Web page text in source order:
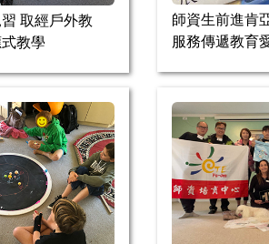
取經戶外教
教學
師資生前進肯
服務傳遞教育